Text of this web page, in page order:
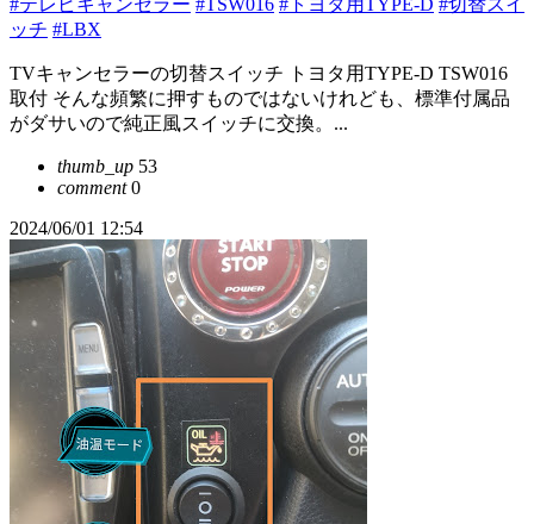
#テレビキャンセラー #TSW016 #トヨタ用TYPE-D #切替スイ
ッチ #LBX
TVキャンセラーの切替スイッチ トヨタ用TYPE-D TSW016
取付 そんな頻繁に押すものではないけれども、標準付属品
がダサいので純正風スイッチに交換。...
thumb_up 53
comment0
2024/06/01 12:54